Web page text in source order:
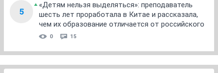
5
«Детям нельзя выделяться»: преподаватель
шесть лет проработала в Китае и рассказала,
чем их образование отличается от российского
0 15